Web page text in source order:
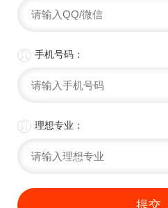
 手机号码：
 理想专业：
提交